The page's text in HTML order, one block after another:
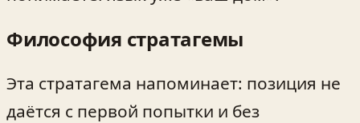
Философия стратагемы
Эта стратагема напоминает: позиция не
даётся с первой попытки и без